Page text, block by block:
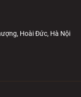
Hoài Đức, Hà Nội